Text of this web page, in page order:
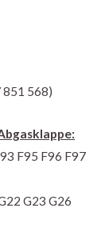
851 568)
F95 F96 F97
G23 G26